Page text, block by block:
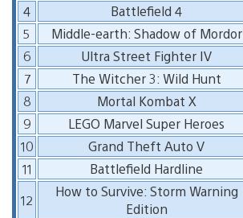
4
Battlefield 4
5
Middle-earth: Shadow of Mordor
6
Ultra Street Fighter IV
7
The Witcher 3: Wild Hunt
8
Mortal Kombat X
9
LEGO Marvel Super Heroes
10
Grand Theft Auto V
11
Battlefield Hardline
12
How to Survive: Storm Warning
Edition